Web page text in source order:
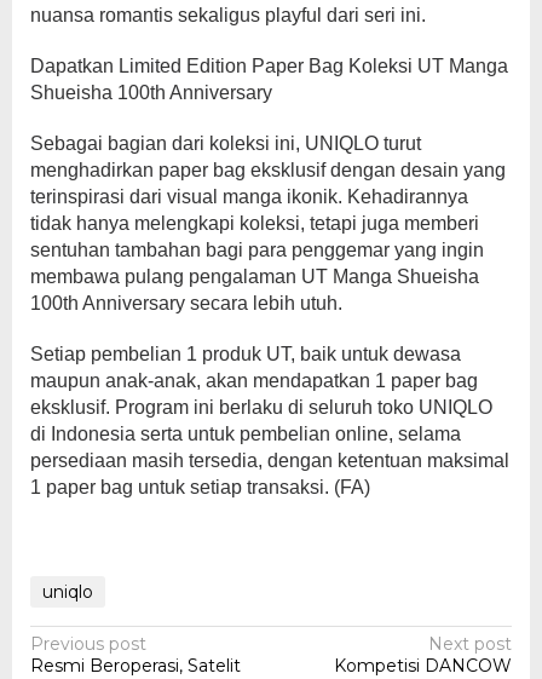
nuansa romantis sekaligus playful dari seri ini.
Dapatkan Limited Edition Paper Bag Koleksi UT Manga
Shueisha 100th Anniversary
Sebagai bagian dari koleksi ini, UNIQLO turut
menghadirkan paper bag eksklusif dengan desain yang
terinspirasi dari visual manga ikonik. Kehadirannya
tidak hanya melengkapi koleksi, tetapi juga memberi
sentuhan tambahan bagi para penggemar yang ingin
membawa pulang pengalaman UT Manga Shueisha
100th Anniversary secara lebih utuh.
Setiap pembelian 1 produk UT, baik untuk dewasa
maupun anak-anak, akan mendapatkan 1 paper bag
eksklusif. Program ini berlaku di seluruh toko UNIQLO
di Indonesia serta untuk pembelian online, selama
persediaan masih tersedia, dengan ketentuan maksimal
1 paper bag untuk setiap transaksi. (FA)
uniqlo
Post
Previous post
Resmi Beroperasi, Satelit
Next post
Kompetisi DANCOW